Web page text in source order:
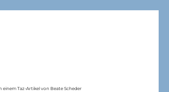
Taz-Artikel von Beate Scheder